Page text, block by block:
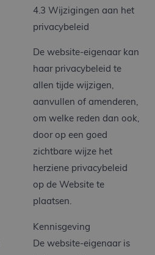
4.3 Wijzigingen aan het
privacybeleid
De website-eigenaar kan
haar privacybeleid te
allen tijde wijzigen,
aanvullen of amenderen,
om welke reden dan ook,
door op een goed
zichtbare wijze het
herziene privacybeleid
op de Website te
plaatsen.
Kennisgeving
De website-eigenaar is